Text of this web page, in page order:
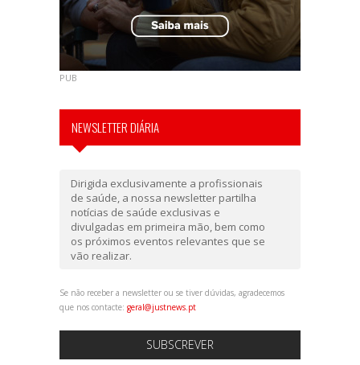
PUB
NEWSLETTER DIÁRIA
Dirigida exclusivamente a profissionais
de saúde, a nossa newsletter partilha
notícias de saúde exclusivas e
divulgadas em primeira mão, bem como
os próximos eventos relevantes que se
vão realizar.
Se não receber a newsletter ou se tiver dúvidas, agradecemos
que nos contacte: geral@justnews.pt
SUBSCREVER